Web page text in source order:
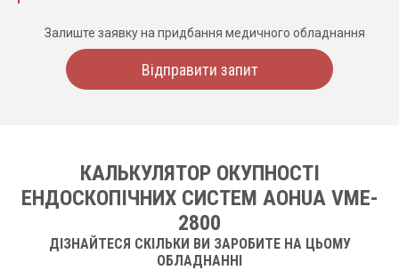
Залиште заявку на придбання медичного обладнання
Відправити запит
КАЛЬКУЛЯТОР ОКУПНОСТІ
ЕНДОСКОПІЧНИХ СИСТЕМ AOHUA VME-
2800
ДІЗНАЙТЕСЯ СКІЛЬКИ ВИ ЗАРОБИТЕ НА ЦЬОМУ
ОБЛАДНАННІ